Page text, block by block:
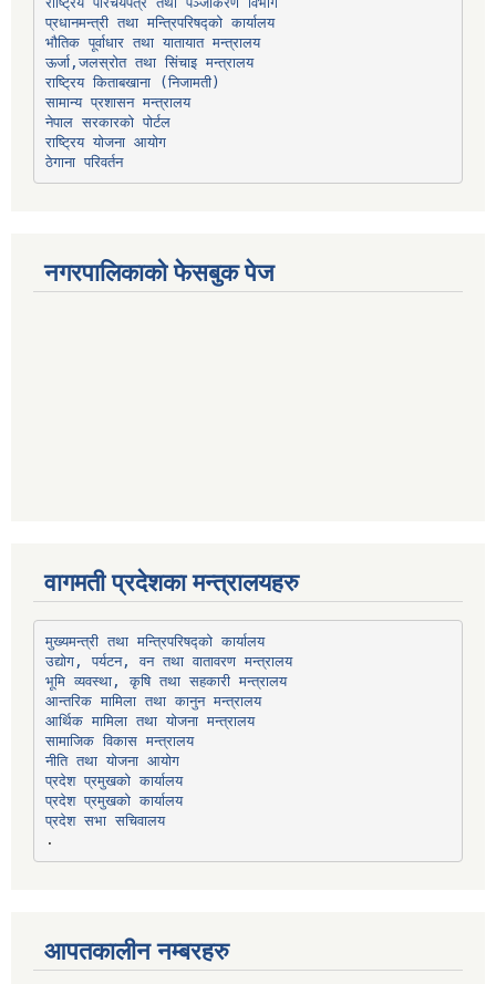
प्रधानमन्त्री तथा मन्त्रिपरिषद्को कार्यालय
भौतिक पूर्वाधार तथा यातायात मन्त्रालय
ऊर्जा,जलस्रोत तथा सिंचाइ मन्त्रालय
सामान्य प्रशासन मन्त्रालय
नेपाल सरकारको पोर्टल
राष्ट्रिय योजना आयोग
ठेगाना परिवर्तन
नगरपालिकाको फेसबुक पेज
वागमती प्रदेशका मन्त्रालयहरु
मुख्यमन्त्री तथा मन्त्रिपरिषद्को कार्यालय
उद्योग, पर्यटन, वन तथा वातावरण मन्त्रालय
भूमि व्यवस्था, कृषि तथा सहकारी मन्त्रालय
आन्तरिक मामिला तथा कानुन मन्त्रालय
आर्थिक मामिला तथा योजना मन्त्रालय
सामाजिक विकास मन्त्रालय
नीति तथा योजना आयोग
प्रदेश प्रमुखको कार्यालय
प्रदेश प्रमुखको कार्यालय
प्रदेश सभा सचिवालय
आपतकालीन नम्बरहरु